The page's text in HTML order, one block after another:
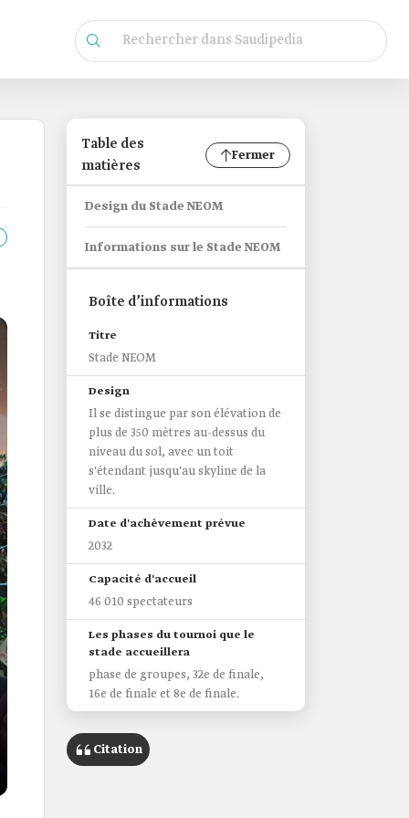
Table des
matières
Fermer
Design du Stade NEOM
Informations sur le Stade NEOM
Boîte d’informations
Titre
Stade NEOM
Design
Il se distingue par son élévation de
plus de 350 mètres au-dessus du
niveau du sol, avec un toit
s'étendant jusqu'au skyline de la
ville.
Date d'achèvement prévue
2032
Capacité d'accueil
46 010 spectateurs
Les phases du tournoi que le
stade accueillera
phase de groupes, 32e de finale,
16e de finale et 8e de finale.
Citation